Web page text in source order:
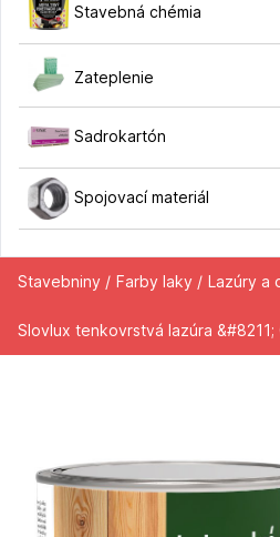
Stavebná chémia
Zateplenie
Sadrokartón
Spojovací materiál
Stavebniny / Farby laky / Lazúry a
Slovlux tenkovrstvá lazúra &#8211;